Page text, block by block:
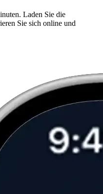
Laden Sie die
Sie sich online und